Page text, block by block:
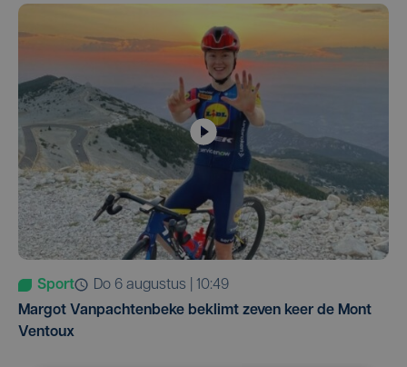
Sport
do 6 augustus | 10:49
Margot Vanpachtenbeke beklimt zeven keer de Mont
Ventoux